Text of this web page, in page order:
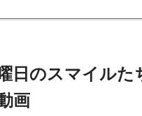
日のスマイル
画